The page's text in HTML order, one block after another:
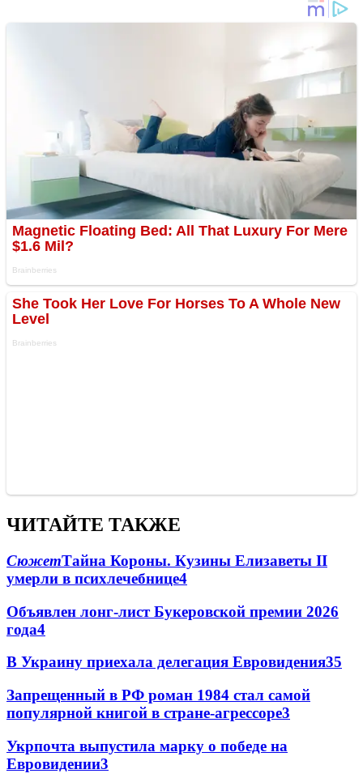
ЧИТАЙТЕ ТАКЖЕ
СюжетТайна Короны. Кузины Елизаветы II
умерли в психлечебнице4
Объявлен лонг-лист Букеровской премии 2026
года4
В Украину приехала делегация Евровидения35
Запрещенный в РФ роман 1984 стал самой
популярной книгой в стране-агрессоре3
Укрпочта выпустила марку о победе на
Евровидении3